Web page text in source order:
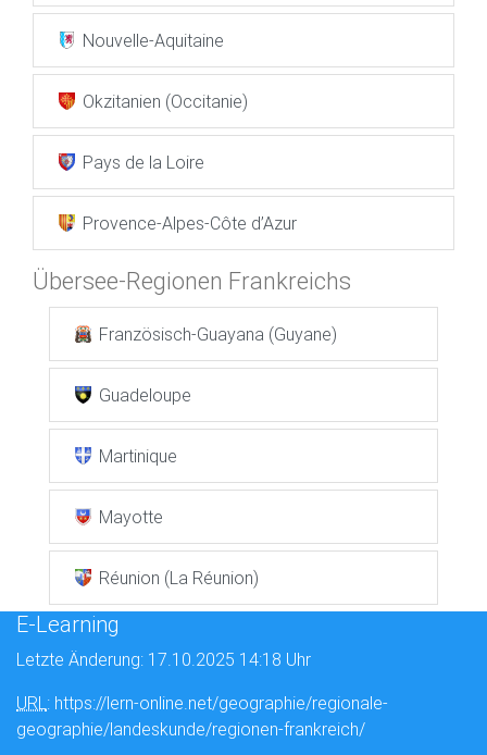
Nouvelle-Aquitaine
Okzitanien (Occitanie)
Pays de la Loire
Provence-Alpes-Côte d’Azur
Übersee-Regionen Frankreichs
Französisch-Guayana (Guyane)
Guadeloupe
Martinique
Mayotte
Réunion (La Réunion)
E-Learning
Letzte Änderung: 17.10.2025 14:18 Uhr
URL: https://lern-online.net/geographie/regionale-
geographie/landeskunde/regionen-frankreich/